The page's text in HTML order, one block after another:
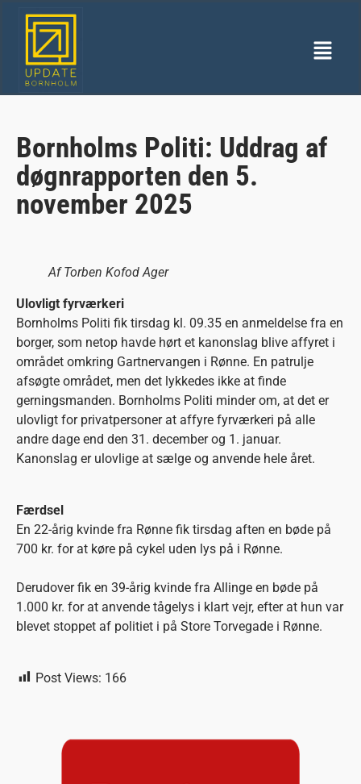
Bornholms Politi: Uddrag af
døgnrapporten den 5.
november 2025
Af Torben Kofod Ager
Ulovligt fyrværkeri
Bornholms Politi fik tirsdag kl. 09.35 en anmeldelse fra en
borger, som netop havde hørt et kanonslag blive affyret i
området omkring Gartnervangen i Rønne. En patrulje
afsøgte området, men det lykkedes ikke at finde
gerningsmanden. Bornholms Politi minder om, at det er
ulovligt for privatpersoner at affyre fyrværkeri på alle
andre dage end den 31. december og 1. januar.
Kanonslag er ulovlige at sælge og anvende hele året.
Færdsel
En 22-årig kvinde fra Rønne fik tirsdag aften en bøde på
700 kr. for at køre på cykel uden lys på i Rønne.
Derudover fik en 39-årig kvinde fra Allinge en bøde på
1.000 kr. for at anvende tågelys i klart vejr, efter at hun var
blevet stoppet af politiet i på Store Torvegade i Rønne.
Post Views: 166